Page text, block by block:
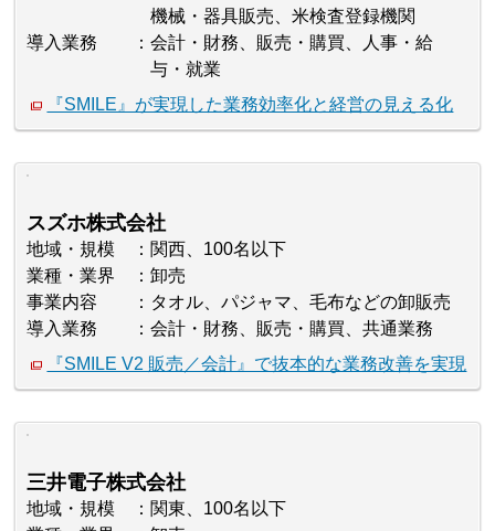
機械・器具販売、米検査登録機関
導入業務
会計・財務、販売・購買、人事・給
与・就業
『SMILE』が実現した業務効率化と経営の見える化
スズホ株式会社
地域・規模
関西、100名以下
業種・業界
卸売
事業内容
タオル、パジャマ、毛布などの卸販売
導入業務
会計・財務、販売・購買、共通業務
『SMILE V2 販売／会計』で抜本的な業務改善を実現
三井電子株式会社
地域・規模
関東、100名以下